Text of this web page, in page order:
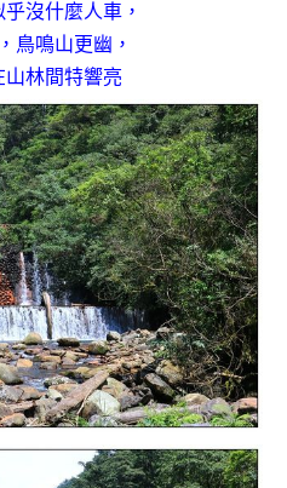
沒什麼人車，
鳥鳴山更幽，
山林間特響亮